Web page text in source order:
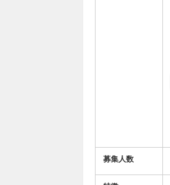
募集人数